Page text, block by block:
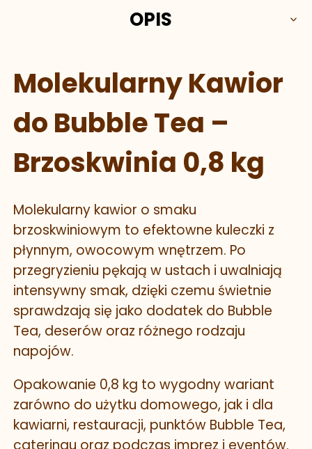
OPIS
Molekularny Kawior
do Bubble Tea –
Brzoskwinia 0,8 kg
Molekularny kawior o smaku
brzoskwiniowym to efektowne kuleczki z
płynnym, owocowym wnętrzem. Po
przegryzieniu pękają w ustach i uwalniają
intensywny smak, dzięki czemu świetnie
sprawdzają się jako dodatek do Bubble
Tea, deserów oraz różnego rodzaju
napojów.
Opakowanie 0,8 kg to wygodny wariant
zarówno do użytku domowego, jak i dla
kawiarni, restauracji, punktów Bubble Tea,
cateringu oraz podczas imprez i eventów.